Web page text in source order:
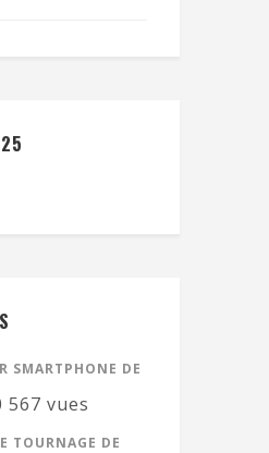
SMARTPHONE DE
567 vues
TOURNAGE DE